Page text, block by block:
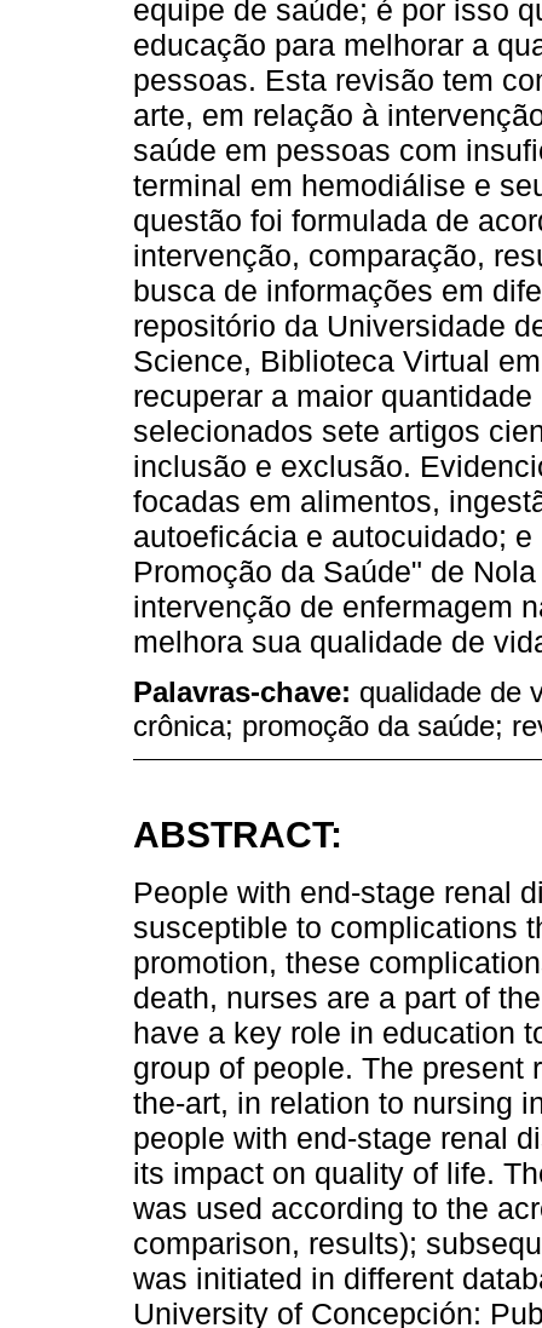
equipe de saúde; é por isso
educação para melhorar a
pessoas. Esta revisão tem
arte, em relação à
saúde em pessoas com
terminal em hemodiálise e
questão foi formulada de
intervenção, comparação,
busca de informações em
repositório da Universidade
Science, Biblioteca Virtual
recuperar a maior
selecionados sete artigos
inclusão e exclusão.
focadas em alimentos,
autoeficácia e autocuidado;
Promoção da Saúde" de
intervenção de enfermagem
melhora sua qualidade de
Palavras-chave: qualidade de
crônica; promoção da saúde;
ABSTRACT:
People with end-stage renal
susceptible to complications
promotion, these
death, nurses are a part of
have a key role in education
group of people. The present
the-art, in relation to nursing
people with end-stage renal
its impact on quality of life.
was used according to the
comparison, results);
was initiated in different
University of Concepción: